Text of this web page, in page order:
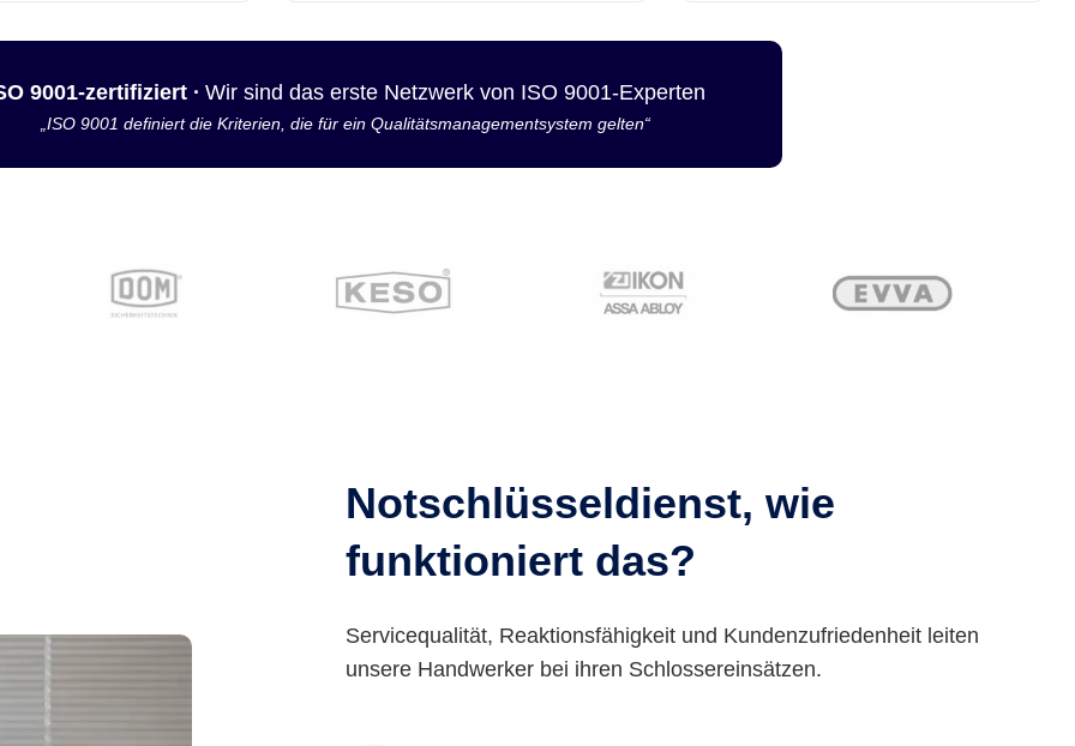
9001-zertifiziert · Wir sind das erste Netzwerk von ISO 9001-Experten
„ISO 9001 definiert die Kriterien, die für ein Qualitätsmanagementsystem gelten“
Notschlüsseldienst, wie
funktioniert das?
Servicequalität, Reaktionsfähigkeit und Kundenzufriedenheit leiten
unsere Handwerker bei ihren Schlossereinsätzen.